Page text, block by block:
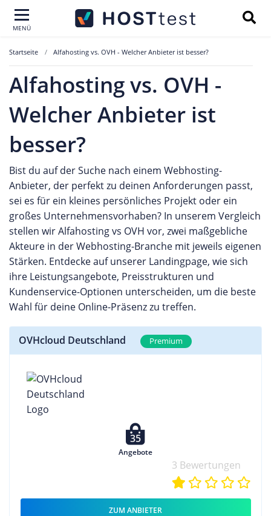
MENÜ
Startseite Alfahosting vs. OVH - Welcher Anbieter ist besser?
Alfahosting vs. OVH -
Welcher Anbieter ist
besser?
Bist du auf der Suche nach einem Webhosting-
Anbieter, der perfekt zu deinen Anforderungen passt,
sei es für ein kleines persönliches Projekt oder ein
großes Unternehmensvorhaben? In unserem Vergleich
stellen wir Alfahosting vs OVH vor, zwei maßgebliche
Akteure in der Webhosting-Branche mit jeweils eigenen
Stärken. Entdecke auf unserer Landingpage, wie sich
ihre Leistungsangebote, Preisstrukturen und
Kundenservice-Optionen unterscheiden, um die beste
Wahl für deine Online-Präsenz zu treffen.
OVHcloud Deutschland Premium
35
Angebote
3 Bewertungen
ZUM ANBIETER